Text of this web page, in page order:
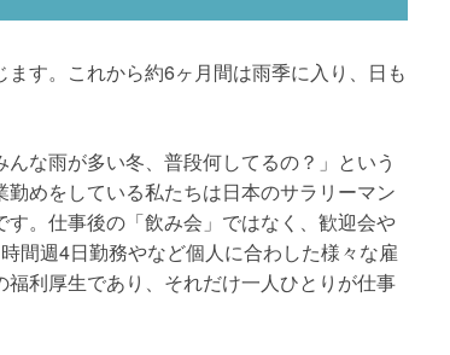
す。これから約6ヶ月間は雨季に入り、日も
な雨が多い冬、普段何してるの？」という
めをしている私たちは日本のサラリーマン
。仕事後の「飲み会」ではなく、歓迎会や
間週4日勤務やなど個人に合わした様々な雇
利厚生であり、それだけ一人ひとりが仕事